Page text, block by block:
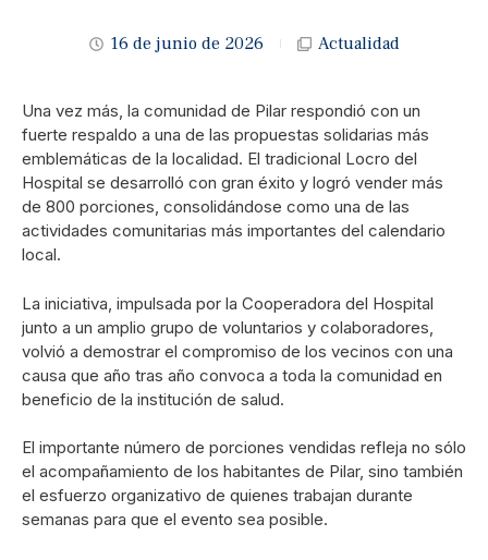
16 de junio de 2026 Actualidad
Una vez más, la comunidad de Pilar respondió con un
fuerte respaldo a una de las propuestas solidarias más
emblemáticas de la localidad. El tradicional Locro del
Hospital se desarrolló con gran éxito y logró vender más
de 800 porciones, consolidándose como una de las
actividades comunitarias más importantes del calendario
local.
La iniciativa, impulsada por la Cooperadora del Hospital
junto a un amplio grupo de voluntarios y colaboradores,
volvió a demostrar el compromiso de los vecinos con una
causa que año tras año convoca a toda la comunidad en
beneficio de la institución de salud.
El importante número de porciones vendidas refleja no sólo
el acompañamiento de los habitantes de Pilar, sino también
el esfuerzo organizativo de quienes trabajan durante
semanas para que el evento sea posible.